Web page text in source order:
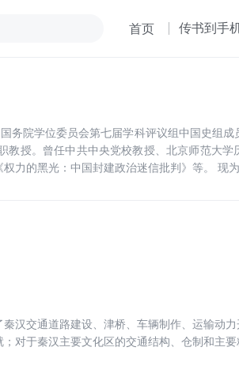
首页 传书到手
务院学位委员会第七届学科评议组中国史组成
授。曾任中共中央党校教授、北京师范大学
力的黑光：中国封建政治迷信批判》等。 现为
汉交通道路建设、津桥、车辆制作、运输动力
对于秦汉主要文化区的交通结构、仓制和主要